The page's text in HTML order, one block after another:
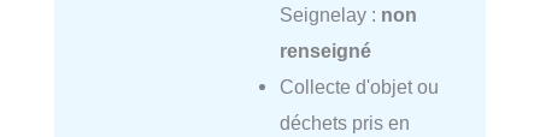
Seignelay : non
renseigné
Collecte d'objet ou
déchets pris en